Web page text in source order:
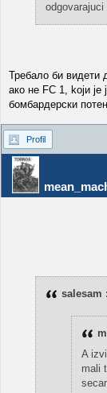
Требало би видети
ако не FC 1, kоји
бомбардерски
Profil
salesam
A
mali